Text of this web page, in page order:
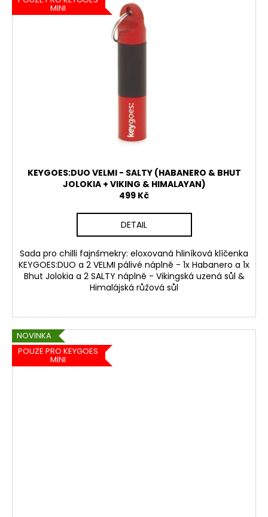
MINI
KEYGOES:DUO VELMI - SALTY (HABANERO & BHUT
JOLOKIA + VIKING & HIMALAYAN)
499 Kč
DETAIL
Sada pro chilli fajnšmekry: eloxovaná hliníková klíčenka
KEYGOES:DUO a 2 VELMI pálivé náplně - 1x Habanero a 1x
Bhut Jolokia a 2 SALTY náplně - Vikingská uzená sůl &
Himalájská růžová sůl
NOVINKA
POUZE PRO KEYGOES
MINI